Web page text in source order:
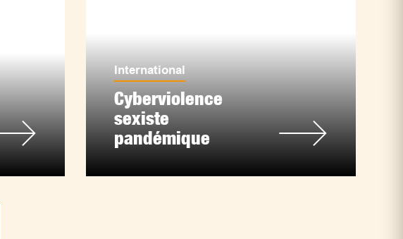
International
Cyberviolence
sexiste
pandémique